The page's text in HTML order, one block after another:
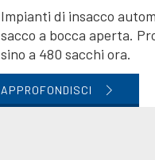
Impianti di insacco
sacco a bocca aperta.
sino a 480 sacchi ora.
APPROFONDISCI